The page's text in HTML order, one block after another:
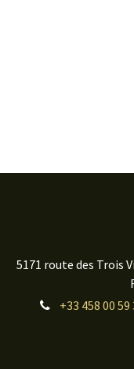
5171 route des Trois
+33 458 00 59